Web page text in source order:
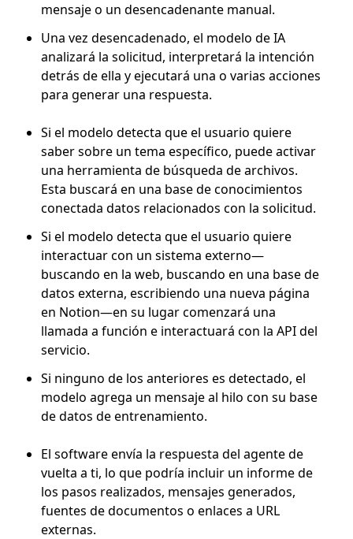
mensaje o un desencadenante manual.
Una vez desencadenado, el modelo de IA
analizará la solicitud, interpretará la intención
detrás de ella y ejecutará una o varias acciones
para generar una respuesta.
Si el modelo detecta que el usuario quiere
saber sobre un tema específico, puede activar
una herramienta de búsqueda de archivos.
Esta buscará en una base de conocimientos
conectada datos relacionados con la solicitud.
Si el modelo detecta que el usuario quiere
interactuar con un sistema externo—
buscando en la web, buscando en una base de
datos externa, escribiendo una nueva página
en Notion—en su lugar comenzará una
llamada a función e interactuará con la API del
servicio.
Si ninguno de los anteriores es detectado, el
modelo agrega un mensaje al hilo con su base
de datos de entrenamiento.
El software envía la respuesta del agente de
vuelta a ti, lo que podría incluir un informe de
los pasos realizados, mensajes generados,
fuentes de documentos o enlaces a URL
externas.